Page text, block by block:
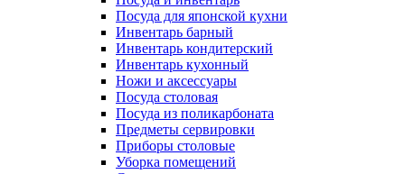
Посуда для японской кухни
Инвентарь барный
Инвентарь кондитерский
Инвентарь кухонный
Ножи и аксессуары
Посуда столовая
Посуда из поликарбоната
Предметы сервировки
Приборы столовые
Уборка помещений